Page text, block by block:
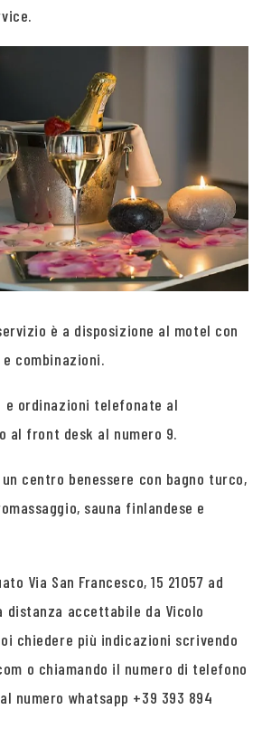
è a disposizione al motel con
combinazioni.
e ordinazioni telefonate al
al front desk al numero 9.
un centro benessere con bagno turco,
sauna finlandese e
Via San Francesco, 15 21057 ad
distanza accettabile da Vicolo
chiedere più indicazioni scrivendo
o chiamando il numero di telefono
al numero whatsapp +39 393 894